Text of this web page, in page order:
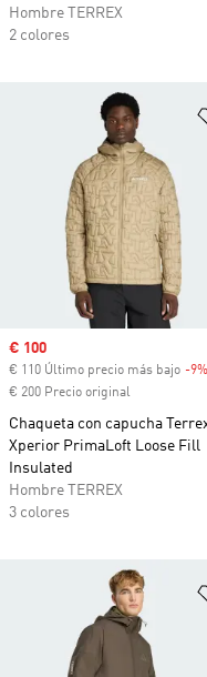
Hombre TERREX
2 colores
Precio de venta
€ 100
€ 110 Último precio más bajo -9%
€ 200 Precio original
Chaqueta con capucha
Xperior PrimaLoft Loose Fill
Insulated
Hombre TERREX
3 colores